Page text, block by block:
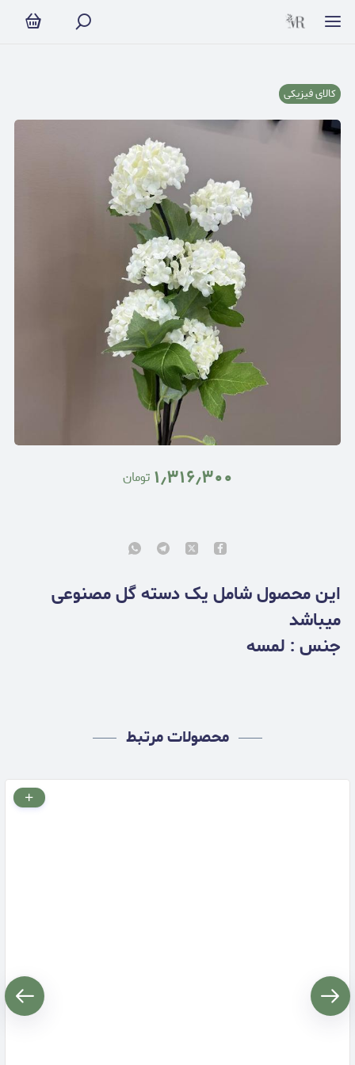
کالای فیزیکی
۱٫۳۱۶٫۳۰۰ تومان
این محصول شامل یک دسته گل مصنوعی
میباشد
جنس : لمسه
محصولات مرتبط